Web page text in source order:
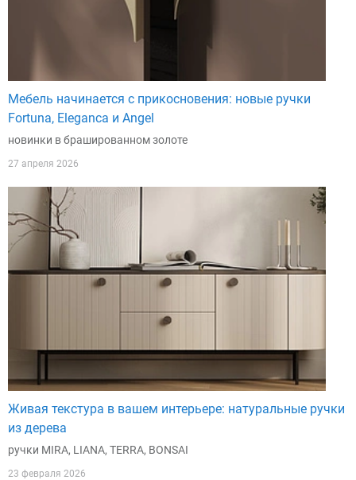
Мебель начинается с прикосновения: новые ручки
Fortuna, Eleganca и Angel
новинки в брашированном золоте
27 апреля 2026
Живая текстура в вашем интерьере: натуральные ручки
из дерева
ручки MIRA, LIANA, TERRA, BONSAI
23 февраля 2026